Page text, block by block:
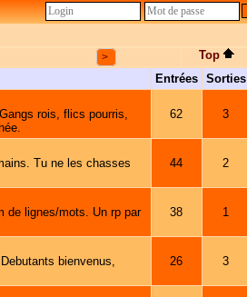
>
Top
Entrées Sorties
rois, flics pourris,
62 3
Tu ne les chasses
44 2
de lignes/mots. Un rp par
38 1
bienvenus,
26 3